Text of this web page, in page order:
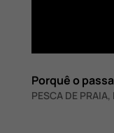
Porquê o
PESCA DE PRAIA,